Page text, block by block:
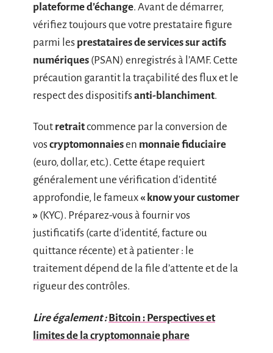
plateforme d’échange. Avant de démarrer,
vérifiez toujours que votre prestataire figure
parmi les prestataires de services sur actifs
numériques (PSAN) enregistrés à l’AMF. Cette
précaution garantit la traçabilité des flux et le
respect des dispositifsanti-blanchiment.
Tout retraitcommence par la conversion de
voscryptomonnaiesen monnaie fiduciaire
(euro, dollar, etc.). Cette étape requiert
généralement une vérification d’identité
approfondie, le fameux « know your customer
» (KYC). Préparez-vous à fournir vos
justificatifs (carte d’identité, facture ou
quittance récente) et à patienter : le
traitement dépend de la file d’attente et de la
rigueur des contrôles.
Lire également : Bitcoin : Perspectives et
limites de la cryptomonnaie phare